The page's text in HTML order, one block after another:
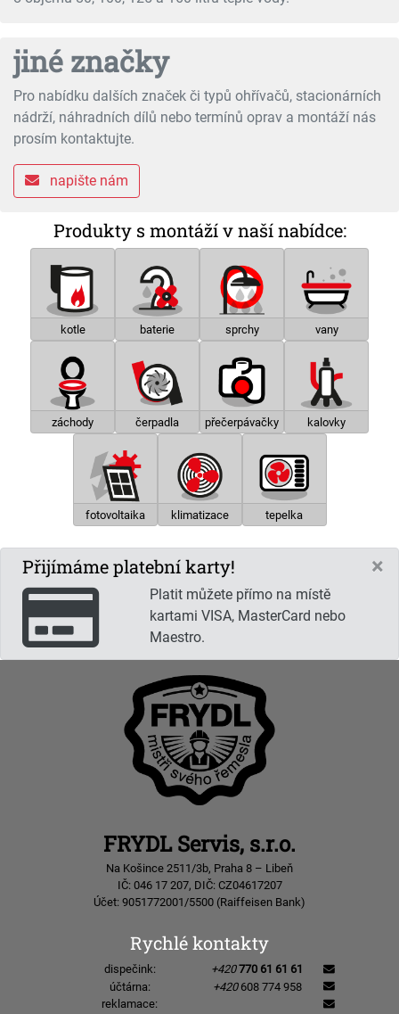
jiné značky
Pro nabídku dalších značek či typů ohřívačů, stacionárních
nádrží, náhradních dílů nebo termínů oprav a montáží nás
prosím kontaktujte.
napište nám
Produkty s montáží v naší nabídce:
kotle baterie sprchy vany
záchody čerpadla přečerpávačky kalovky
fotovoltaika klimatizace tepelka
Přijímáme platební karty! ×
Platit můžete přímo na místě
kartami VISA, MasterCard nebo
Maestro.
FRYDL Servis, s.r.o.
Na Košince 2511/3b, Praha 8 – Libeň
IČ: 046 17 207, DIČ: CZ04617207
Účet: 9051772001/5500 (Raiffeisen Bank)
Rychlé kontakty
dispečink: +420770 61 61 61
účtárna:
+420608 774 958
reklamace: